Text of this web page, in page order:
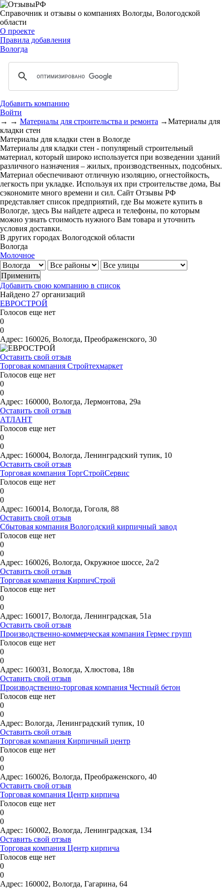
Справочник и отзывы о компаниях Вологды, Вологодской
области
О проекте
Правила добавления
Вологда
Добавить компанию
Войти
→ → Материалы для строительства и ремонта →Материалы для
кладки стен
Материалы для кладки стен в Вологде
Материалы для кладки стен - популярный строительный
материал, который широко используется при возведении зданий
различного назначения – жилых, производственных, подсобных.
Материал обеспечивают отличную изоляцию, огнестойкость,
легкость при укладке. Используя их при строительстве дома, Вы
сэкономите много времени и сил. Сайт Отзывы РФ
представляет список предприятий, где Вы можете купить в
Вологде, здесь Вы найдете адреса и телефоны, по которым
можно узнать стоимость нужного Вам товара и уточнить
условия доставки.
В других городах Вологодской области
Вологда
Молочное
Добавить свою компанию в список
Найдено 27 организаций
ЕВРОСТРОЙ
Голосов еще нет
0
0
Адрес: 160026, Вологда, Преображенского, 30
Оставить свой отзыв
Торговая компания Стройтехмаркет
Голосов еще нет
0
0
Адрес: 160000, Вологда, Лермонтова, 29а
Оставить свой отзыв
АТЛАНТ
Голосов еще нет
0
0
Адрес: 160004, Вологда, Ленинградский тупик, 10
Оставить свой отзыв
Торговая компания ТоргСтройСервис
Голосов еще нет
0
0
Адрес: 160014, Вологда, Гоголя, 88
Оставить свой отзыв
Сбытовая компания Вологодский кирпичный завод
Голосов еще нет
0
0
Адрес: 160026, Вологда, Окружное шоссе, 2а/2
Оставить свой отзыв
Торговая компания КирпичСтрой
Голосов еще нет
0
0
Адрес: 160017, Вологда, Ленинградская, 51а
Оставить свой отзыв
Производственно-коммерческая компания Гермес групп
Голосов еще нет
0
0
Адрес: 160031, Вологда, Хлюстова, 18в
Оставить свой отзыв
Производственно-торговая компания Честный бетон
Голосов еще нет
0
0
Адрес: Вологда, Ленинградский тупик, 10
Оставить свой отзыв
Торговая компания Кирпичный центр
Голосов еще нет
0
0
Адрес: 160026, Вологда, Преображенского, 40
Оставить свой отзыв
Торговая компания Центр кирпича
Голосов еще нет
0
0
Адрес: 160002, Вологда, Ленинградская, 134
Оставить свой отзыв
Торговая компания Центр кирпича
Голосов еще нет
0
0
Адрес: 160002, Вологда, Гагарина, 64